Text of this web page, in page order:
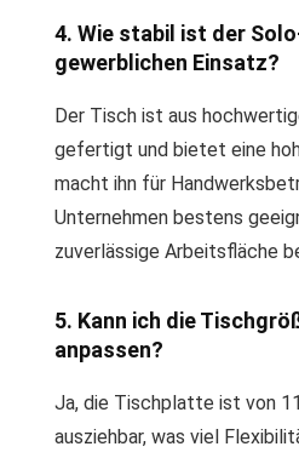
4. Wie stabil ist der
gewerblichen Einsatz?
Der Tisch ist aus
gefertigt und bietet eine
macht ihn für
Unternehmen bestens
zuverlässige Arbeitsfläche
5. Kann ich die
anpassen?
Ja, die Tischplatte ist von
ausziehbar, was viel